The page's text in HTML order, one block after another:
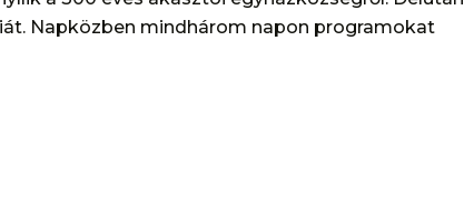
Napközben mindhárom napon programokat